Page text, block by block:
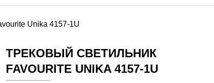
Unika 4157-1U
ТРЕКОВЫЙ СВЕТИЛЬНИК
FAVOURITE UNIKA 4157-1U